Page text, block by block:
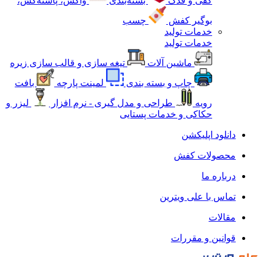
بوگیر کفش
چسب
خدمات تولید
خدمات تولید
ماشین آلات
تیغه سازی و قالب سازی زیره
چاپ و بسته بندی
لمینت پارچه
بافت
رویه
طراحی و مدل گیری - نرم افزار
لیزر و
حکاکی و خدمات پستایی
دانلود اپلیکشن
محصولات کفش
درباره ما
تماس با علی ویترین
مقالات
قوانین و مقررات